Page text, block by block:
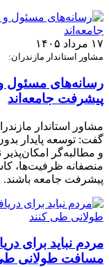
۱۷ مرداد ۱۴۰۵
مشاور استاندار مازندران:
رسانه‌های مسئول و
پیشرفت جامعه‌اند
مشاور استاندار
گفت: توسعه پایدار
و مطالبه‌گر
منصفانه ظرفیت‌ها،
پیشرفت جامعه باشند.
مردم نباید برای
مسافت طولانی